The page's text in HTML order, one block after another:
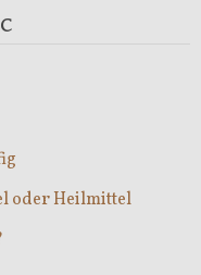
oder Heilmittel